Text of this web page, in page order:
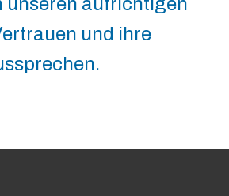
und ihre